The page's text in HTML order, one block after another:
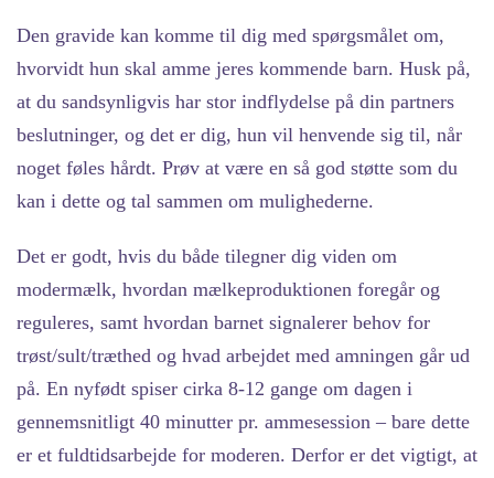
Den gravide kan komme til dig med spørgsmålet om,
hvorvidt hun skal amme jeres kommende barn. Husk på,
at du sandsynligvis har stor indflydelse på din partners
beslutninger, og det er dig, hun vil henvende sig til, når
noget føles hårdt. Prøv at være en så god støtte som du
kan i dette og tal sammen om mulighederne.
Det er godt, hvis du både tilegner dig viden om
modermælk, hvordan mælkeproduktionen foregår og
reguleres, samt hvordan barnet signalerer behov for
trøst/sult/træthed og hvad arbejdet med amningen går ud
på. En nyfødt spiser cirka 8-12 gange om dagen i
gennemsnitligt 40 minutter pr. ammesession – bare dette
er et fuldtidsarbejde for moderen. Derfor er det vigtigt, at